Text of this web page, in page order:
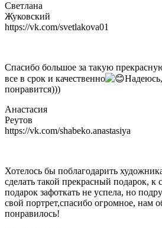
Светлана
Жуковский
https://vk.com/svetlakova01
Спасибо большое за такую
все в срок и качественно
понравится)))
Анастасия
Реутов
https://vk.com/shabeko.anastasiya
Хотелось бы поблагодарить
сделать такой прекрасный подарок, к
подарок зафоткать не успела, но
свой портрет,спасибо огромное, нам
понравилось!